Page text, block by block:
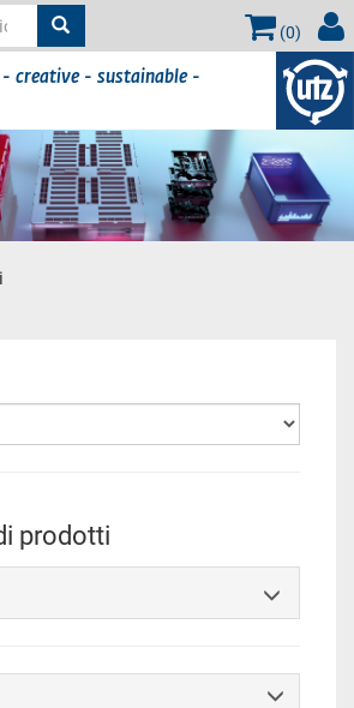
(0)
- creative - sustainable -
principale
prodotti